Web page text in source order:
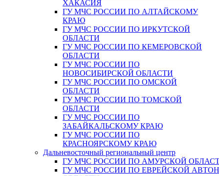
ХАКАСИЯ
ГУ МЧС РОССИИ ПО АЛТАЙСКОМУ
КРАЮ
ГУ МЧС РОССИИ ПО ИРКУТСКОЙ
ОБЛАСТИ
ГУ МЧС РОССИИ ПО КЕМЕРОВСКОЙ
ОБЛАСТИ
ГУ МЧС РОССИИ ПО
НОВОСИБИРСКОЙ ОБЛАСТИ
ГУ МЧС РОССИИ ПО ОМСКОЙ
ОБЛАСТИ
ГУ МЧС РОССИИ ПО ТОМСКОЙ
ОБЛАСТИ
ГУ МЧС РОССИИ ПО
ЗАБАЙКАЛЬСКОМУ КРАЮ
ГУ МЧС РОССИИ ПО
КРАСНОЯРСКОМУ КРАЮ
Дальневосточный региональный центр
ГУ МЧС РОССИИ ПО АМУРСКОЙ
ГУ МЧС РОССИИ ПО ЕВРЕЙСКОЙ